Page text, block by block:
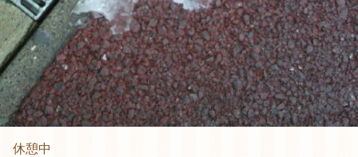
休憩中